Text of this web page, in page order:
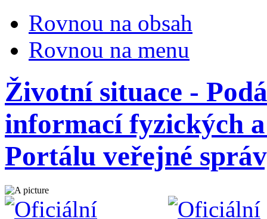
Rovnou na obsah
Rovnou na menu
Životní situace -
informací fyzických
Portálu veřejné